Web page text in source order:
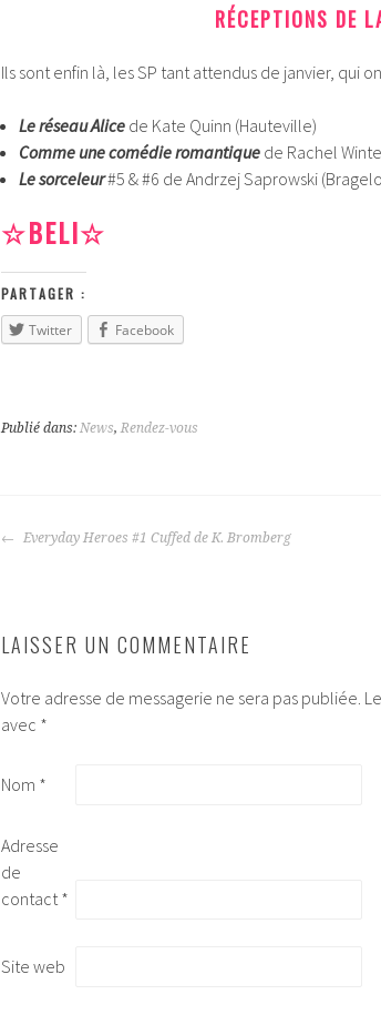
RÉCEPTIONS DE
Ils sont enfin là, les SP tant attendus de janvier, qui
Le réseau Alice de Kate Quinn (Hauteville)
Comme une comédie romantique de Rachel
Le sorceleur#5 & #6 de Andrzej Saprowski
☆BELI☆
PARTAGER :
Twitter
Facebook
Publié dans: News,Rendez-vous
Everyday Heroes #1 Cuffed de K. Bromberg
LAISSER UN COMMENTAIRE
Votre adresse de messagerie ne sera pas publiée.
avec *
Nom *
Adresse
de
contact *
Site web